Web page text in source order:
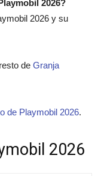
2026?
2026 y su
de Granja
de Playmobil 2026.
2026